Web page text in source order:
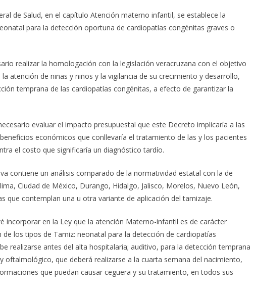
de Salud, en el capítulo Atención materno infantil, se establece la
para la detección oportuna de cardiopatías congénitas graves o
realizar la homologación con la legislación veracruzana con el objetivo
atención de niñas y niños y la vigilancia de su crecimiento y desarrollo,
temprana de las cardiopatías congénitas, a efecto de garantizar la
evaluar el impacto presupuestal que este Decreto implicaría a las
económicos que conllevaría el tratamiento de las y los pacientes
el costo que significaría un diagnóstico tardío.
contiene un análisis comparado de la normatividad estatal con la de
Ciudad de México, Durango, Hidalgo, Jalisco, Morelos, Nuevo León,
que contemplan una u otra variante de aplicación del tamizaje.
incorporar en la Ley que la atención Materno-infantil es de carácter
los tipos de Tamiz: neonatal para la detección de cardiopatías
realizarse antes del alta hospitalaria; auditivo, para la detección temprana
oftalmológico, que deberá realizarse a la cuarta semana del nacimiento,
que puedan causar ceguera y su tratamiento, en todos sus